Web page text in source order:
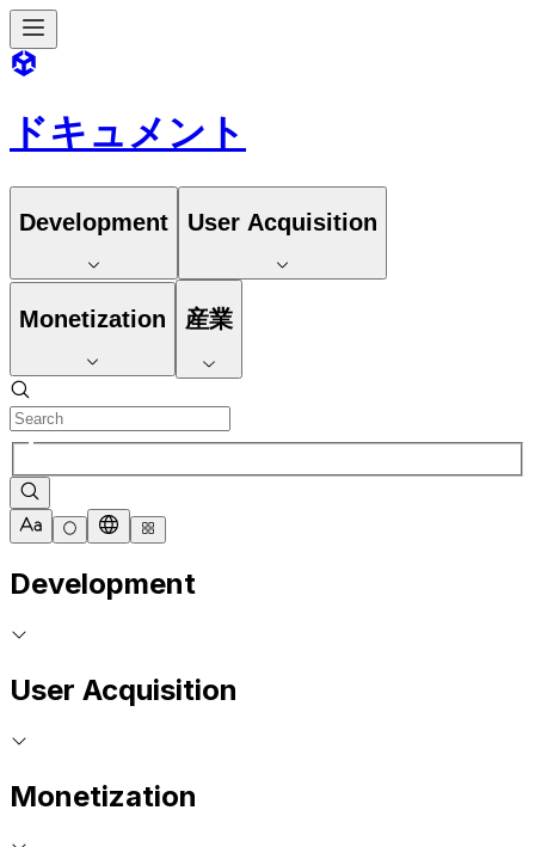
ドキュメント
Development User Acquisition
Monetization 産業
Development
User Acquisition
Monetization